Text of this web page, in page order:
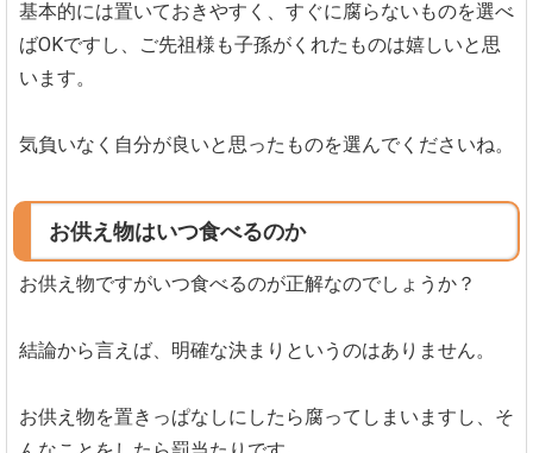
基本的には置いておきやすく、すぐに腐らないものを選べ
ばOKですし、ご先祖様も子孫がくれたものは嬉しいと思
います。
気負いなく自分が良いと思ったものを選んでくださいね。
お供え物はいつ食べるのか
お供え物ですがいつ食べるのが正解なのでしょうか？
結論から言えば、明確な決まりというのはありません。
お供え物を置きっぱなしにしたら腐ってしまいますし、そ